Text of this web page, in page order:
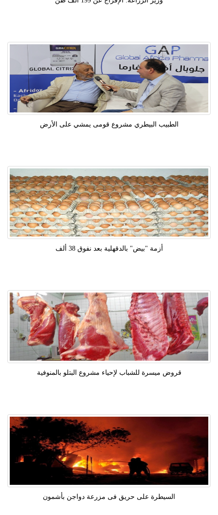
الطبيب البيطري مشروع قومى يمشي على الأرض
أزمة "بيض" بالدقهلية بعد نفوق 38 ألف
قروض ميسرة للشباب لإحياء مشروع البتلو بالمنوفية
السيطرة على حريق فى مزرعة دواجن بأشمون